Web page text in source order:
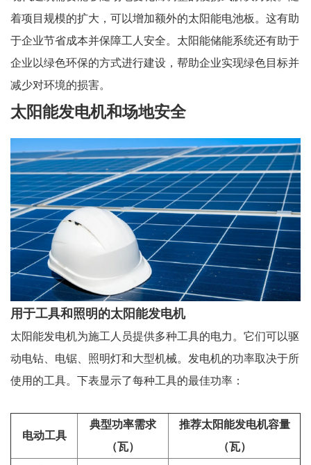
着项目规模的扩大，可以增加额外的太阳能电池板。这有助
于企业节省成本并保障工人安全。太阳能储能系统还有助于
企业以绿色环保的方式进行建设，帮助企业实现绿色目标并
减少对环境的损害。
太阳能发电机和场地安全
用于工具和照明的太阳能发电机
太阳能发电机为施工人员提供多种工具的电力。它们可以驱
动电钻、电锯、照明灯和大型机械。发电机的功率取决于所
使用的工具。下表显示了每种工具的最佳功率：
电动工具
典型功率需求
（瓦）
推荐太阳能发电机容量
（瓦）